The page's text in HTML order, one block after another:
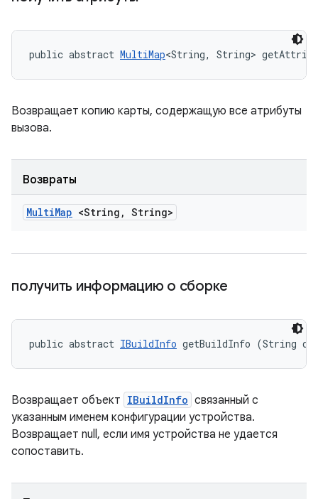
public abstract MultiMap<String, String>
Возвращает копию карты, содержащую все атрибуты
вызова.
Возвраты
MultiMap <String , String>
получить информацию о сборке
public abstract IBuildInfo getBuildInfo (String
Возвращает объект IBuildInfo связанный с
указанным именем конфигурации устройства.
Возвращает null, если имя устройства не удается
сопоставить.